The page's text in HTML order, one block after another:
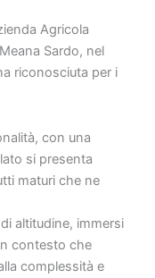
Agricola
Sardo, nel
riconosciuta per i
con una
si presenta
maturi che ne
altitudine, immersi
contesto che
complessità e